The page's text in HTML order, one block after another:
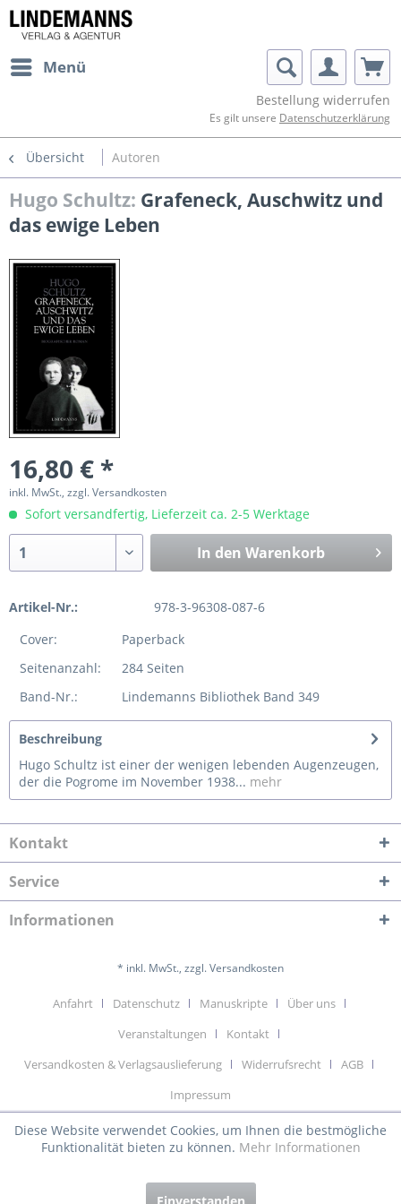
Menü
Bestellung widerrufen
Es gilt unsere Datenschutzerklärung
Übersicht Autoren
Hugo Schultz: Grafeneck, Auschwitz und
das ewige Leben
16,80 € *
inkl. MwSt., zzgl. Versandkosten
Sofort versandfertig, Lieferzeit ca. 2-5 Werktage
In den Warenkorb
Artikel-Nr.:
978-3-96308-087-6
Cover:
Paperback
Seitenanzahl:
284 Seiten
Band-Nr.:
Lindemanns Bibliothek Band 349
Beschreibung
Hugo Schultz ist einer der wenigen lebenden Augenzeugen,
der die Pogrome im November 1938... mehr
Kontakt
Service
Informationen
* inkl. MwSt., zzgl. Versandkosten
Anfahrt Datenschutz Manuskripte
Über uns
Veranstaltungen
Kontakt
Versandkosten & Verlagsauslieferung
Widerrufsrecht
AGB
Impressum
Diese Website verwendet Cookies, um Ihnen die bestmögliche
Funktionalität bieten zu können. Mehr Informationen